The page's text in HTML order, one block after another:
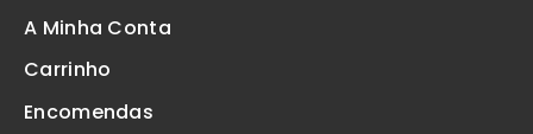
A Minha Conta
Carrinho
Encomendas